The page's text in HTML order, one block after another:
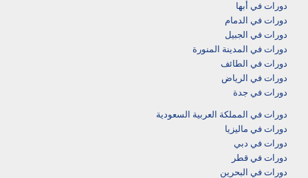
دورات في أبها‎
دورات في الدمام‎
دورات في الجبيل
دورات في المدينة المنورة
دورات في الطائف
دورات في الرياض
دورات في جدة
دورات في المملكة العربية السعودية
دورات في ماليزيا
دورات في دبي
دورات في قطر
دورات في البحرين